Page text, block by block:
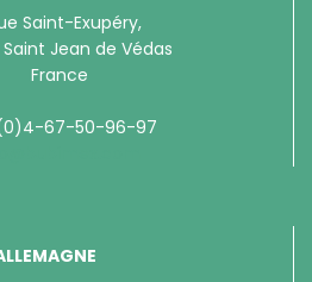
Saint-Exupéry,
Jean de Védas
France
67-50-96-97